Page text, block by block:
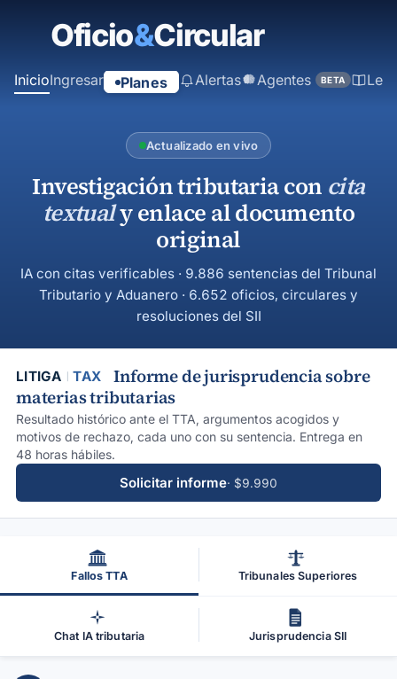
principal
InicioIngresar Planes Alertas Agentes BETA
Actualizado en vivo
Investigación tributaria con cita
textualy enlace al documento
original
IA con citas verificables · 9.886 sentencias del Tribunal
Tributario y Aduanero · 6.652 oficios, circulares y
resoluciones del SII
LITIGA TAX
Informe de jurisprudencia sobre
materias tributarias
Resultado histórico ante el TTA, argumentos acogidos y
motivos de rechazo, cada uno con su sentencia. Entrega en
48 horas hábiles.
Solicitar informe· $9.990
Fallos TTA Tribunales Superiores
Chat IA tributaria Jurisprudencia SII